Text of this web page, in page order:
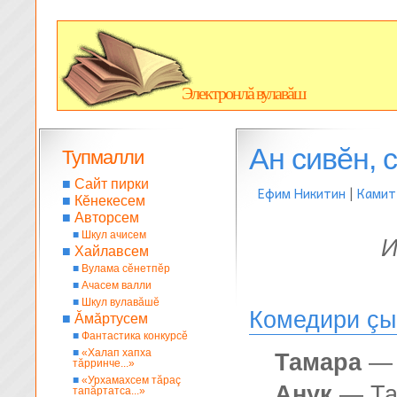
Электронлă вулавăш
Ан сивĕн,
Ефим Никитин | Камит
Комедири
Тамара—
Тупмалли
■ Сайт пирки
■ Кĕнекесем
■ Авторсем
■ Шкул ачисем
■ Хайлавсем
■ Вулама сĕнетпĕр
■ Ачасем валли
■ Шкул вулавăшĕ
■ Ăмăртусем
■ Фантастика конкурсĕ
■ «Халап хапха
тăрринче...»
■ «Урхамахсем тăраç
тапăртатса...»